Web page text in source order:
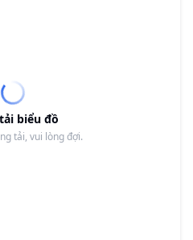
biểu đồ
tải, vui lòng đợi.